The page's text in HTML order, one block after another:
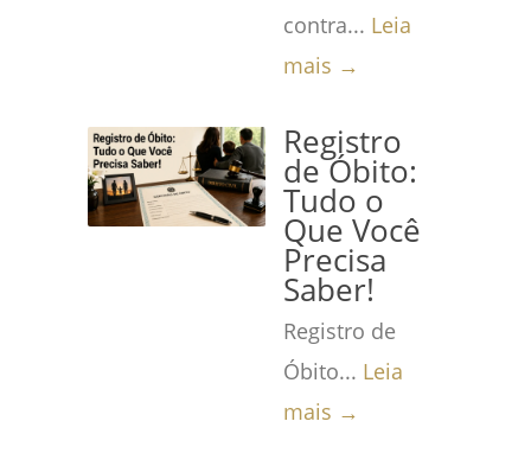
contra... Leia
mais →
Registro
de Óbito:
Tudo o
Que Você
Precisa
Saber!
Registro de
Óbito... Leia
mais →